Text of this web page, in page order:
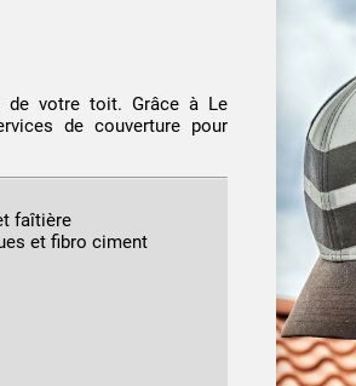
de votre toit. Grâce à Le
de couverture pour
faîtière
et fibro ciment